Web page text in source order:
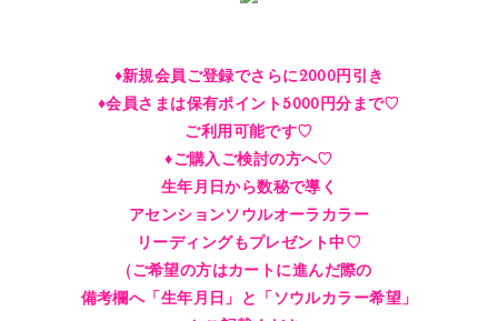
♦︎新規会員ご登録でさらに2000円引き
♦︎会員さまは保有ポイント5000円分まで♡
ご利用可能です♡
♦︎ご購入ご検討の方へ♡
生年月日から数秘で導く
アセンションソウルオーラカラー
リーディングもプレゼント中♡
(ご希望の方はカートに進んだ際の
備考欄へ「生年月日」と「ソウルカラー希望」